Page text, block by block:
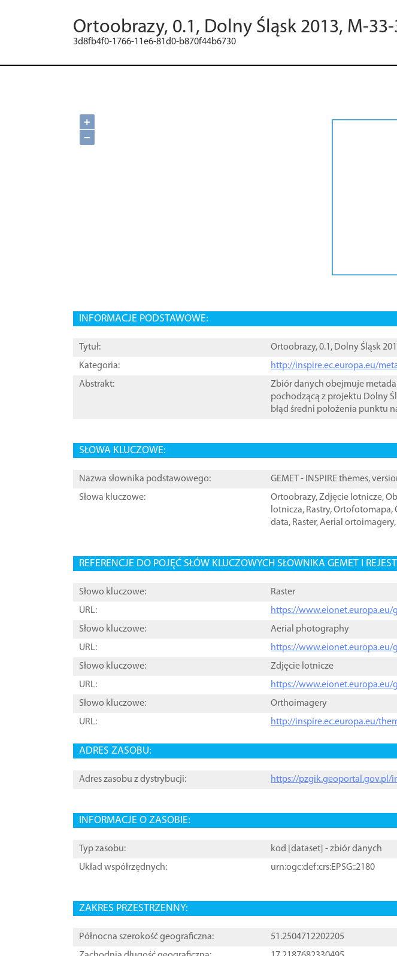
Ortoobrazy, 0.1, Dolny Śląsk 2013, M-
3d8fb4f0-1766-11e6-81d0-b870f44b6730
+
−
INFORMACJE PODSTAWOWE:
Tytuł:
Ortoobrazy, 0.1, Dolny Śląsk
Kategoria:
http://inspire.ec.europa.eu/
Abstrakt:
Zbiór danych obejmuje
pochodzącą z projektu Dolny
błąd średni położenia punktu
SŁOWA KLUCZOWE:
Nazwa słownika podstawowego:
GEMET - INSPIRE themes,
Słowa kluczowe:
Ortoobrazy,Zdjęcie lotnicze,
lotnicza, Rastry,Ortofotomapa,
data, Raster,Aerial ortoimagery,
REFERENCJE DO POJĘĆ SŁÓW KLUCZOWYCH SŁOWNIKA GEMET I
Słowo kluczowe:
Raster
URL:
https://www.eionet.europa.eu/
Słowo kluczowe:
Aerial photography
URL:
https://www.eionet.europa.eu/
Słowo kluczowe:
Zdjęcie lotnicze
URL:
https://www.eionet.europa.eu/
Słowo kluczowe:
Orthoimagery
URL:
http://inspire.ec.europa.eu/
ADRES ZASOBU:
Adres zasobu z dystrybucji: https://pzgik.geoportal.gov.pl/
INFORMACJE O ZASOBIE:
Typ zasobu: kod [ dataset ] - zbiór danych
Układ współrzędnych:
urn:ogc:def:crs:EPSG::2180
ZAKRES PRZESTRZENNY:
Północna szerokość geograficzna:
51.2504712202205